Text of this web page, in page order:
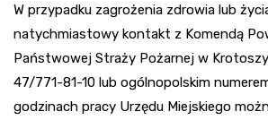
W przypadku zagrożenia zdrowia lub
natychmiastowy kontakt z Komendą
Państwowej Straży Pożarnej w
47/771-81-10 lub ogólnopolskim
godzinach pracy Urzędu Miejskiego